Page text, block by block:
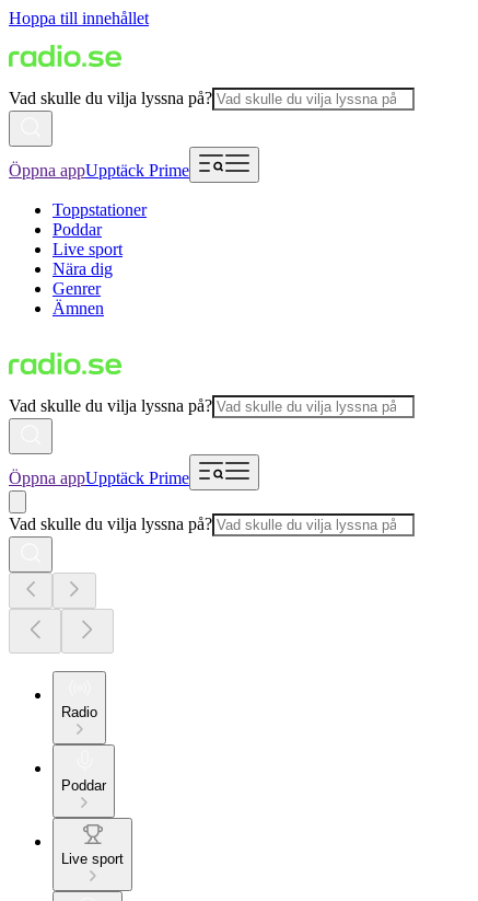
Hoppa till innehållet
Vad skulle du vilja lyssna på?
Öppna appUpptäck Prime
Toppstationer
Poddar
Live sport
Nära dig
Genrer
Ämnen
Vad skulle du vilja lyssna på?
Öppna appUpptäck Prime
Vad skulle du vilja lyssna på?
Radio
Poddar
Live sport